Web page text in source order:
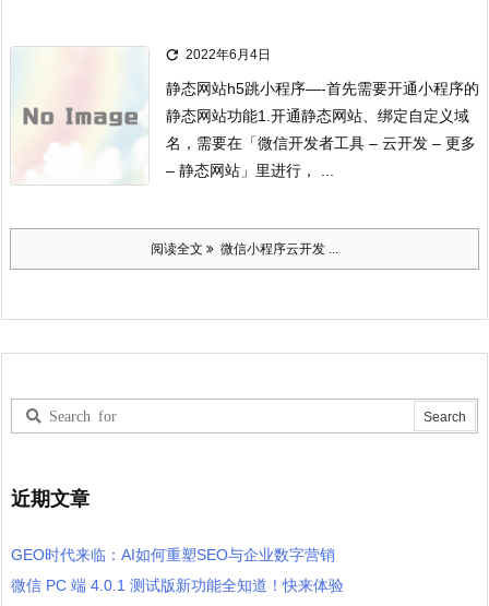
 2022年6月4日
静态网站h5跳小程序—-首先需要开通小程序的
静态网站功能1.开通静态网站、绑定自定义域
名，需要在「微信开发者工具 – 云开发 – 更多
– 静态网站」里进行， ...
阅读全文 微信小程序云开发 ...
近期文章
GEO时代来临：AI如何重塑SEO与企业数字营销
微信 PC 端 4.0.1 测试版新功能全知道！快来体验